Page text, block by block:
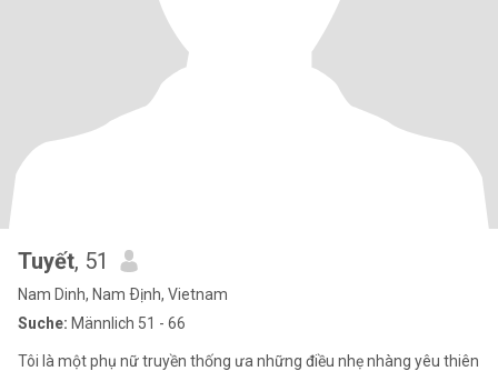
Tuyết, 51
Nam Dinh, Nam Ðịnh, Vietnam
Suche: Männlich 51 - 66
Tôi là một phụ nữ truyền thống ưa những điều nhẹ nhàng yêu thiên